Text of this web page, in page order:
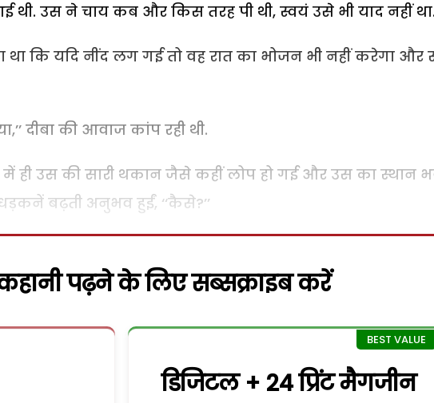
थी. उस ने चाय कब और किस तरह पी थी, स्वयं उसे भी याद नहीं था.
कि यदि नींद लग गई तो वह रात का भोजन भी नहीं करेगा और
दीबा की आवाज कांप रही थी.
में ही उस की सारी थकान जैसे कहीं लोप हो गई और उस का स्थान
बढ़ती अनुभव हुईं, ‘‘कैसे?’’
पढ़ने के लिए सब्सक्राइब करें
डिजिटल + 24 प्रिंट मैगजीन